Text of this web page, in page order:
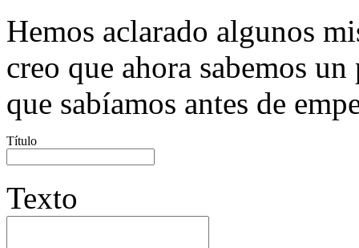
Hemos aclarado algunos
creo que ahora sabemos
que sabíamos antes de
Título
Texto